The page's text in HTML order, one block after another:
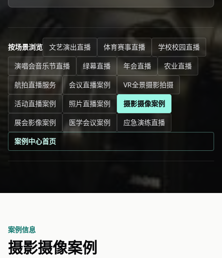
按场景浏览 文艺演出直播 体育赛事直播
学校校园直播
演唱会音乐节直播
绿幕直播 年会直播
农业直播
航拍直播服务
会议直播案例
VR全景摄影拍摄
活动直播案例
照片直播案例
摄影摄像案例
展会影像案例
医学会议案例
应急演练直播
案例中心首页
案例信息
摄影摄像案例